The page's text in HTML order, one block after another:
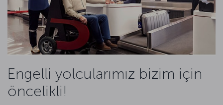
Engelli yolcularımız bizim için
öncelikli!